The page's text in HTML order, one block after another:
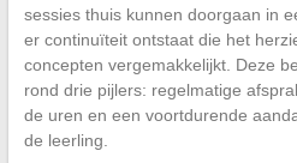
sessies thuis kunnen doorgaan in
er continuïteit ontstaat die het
concepten vergemakkelijkt. Deze
rond drie pijlers: regelmatige
de uren en een voortdurende
de leerling.